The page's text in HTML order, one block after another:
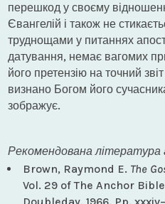
перешкод у своєму
Євангелій і також не
труднощами у питаннях
датування, немає вагомих
його претензію на точний
визнано Богом його
зображує.
Рекомендована література
Brown, Raymond E. The
Vol. 29 of The Anchor